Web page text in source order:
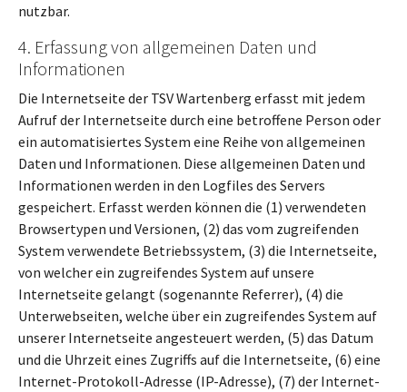
nutzbar.
4. Erfassung von allgemeinen Daten und
Informationen
Die Internetseite der TSV Wartenberg erfasst mit jedem
Aufruf der Internetseite durch eine betroffene Person oder
ein automatisiertes System eine Reihe von allgemeinen
Daten und Informationen. Diese allgemeinen Daten und
Informationen werden in den Logfiles des Servers
gespeichert. Erfasst werden können die (1) verwendeten
Browsertypen und Versionen, (2) das vom zugreifenden
System verwendete Betriebssystem, (3) die Internetseite,
von welcher ein zugreifendes System auf unsere
Internetseite gelangt (sogenannte Referrer), (4) die
Unterwebseiten, welche über ein zugreifendes System auf
unserer Internetseite angesteuert werden, (5) das Datum
und die Uhrzeit eines Zugriffs auf die Internetseite, (6) eine
Internet-Protokoll-Adresse (IP-Adresse), (7) der Internet-